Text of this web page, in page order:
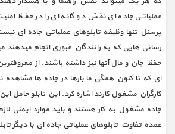
عملیاتی جاده ای نقش دو گانه ای را در حفظ
پرسنل تنها وظیفه تابلوهای عملیاتی جاده ای
رسانی هایی که به رانندگان عبوری انجام میدهند
حفظ جان و مال آنها نیز داشته باشند. از
ای که تا کنون همگی ما بارها در جاده ها مشاهده
کارگران مشغول کارند اشاره کرد. این تابلو حامل
جاده مشغول به کار هستند و باید موارد ایمنی
عمده تفاوت تابلوهای عملیاتی جاده ای با دیگر